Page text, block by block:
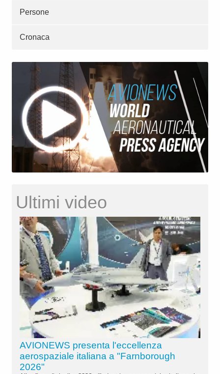
Persone
Cronaca
Ultimi video
AVIONEWS presenta l'eccellenza
aerospaziale italiana a "Farnborough
2026"